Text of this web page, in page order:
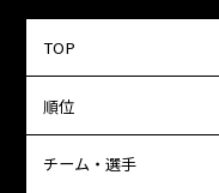
TOP
順位
チーム・選手